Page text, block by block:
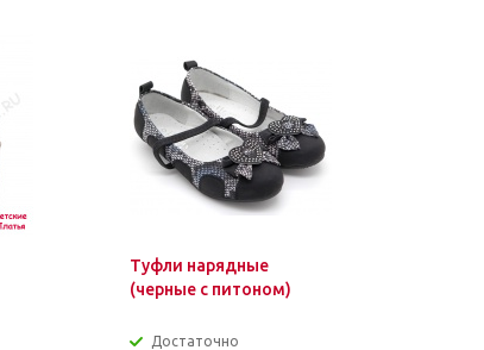
Туфли нарядные
(черные с питоном)
Достаточно